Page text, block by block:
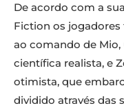
De acordo com a
Fiction os
ao comando de
científica realista, e
otimista, que
dividido através das